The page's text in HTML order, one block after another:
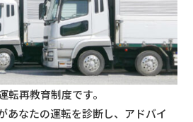
転再教育制度です。
あなたの運転を診断し、アドバイ